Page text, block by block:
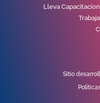
Lleva
Sitio